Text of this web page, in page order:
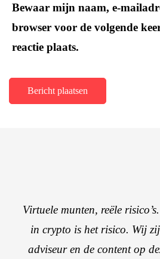
Bewaar mijn naam, e-
browser voor de volgende
reactie plaats.
Virtuele munten, reële
in crypto is het risico. Wij
adviseur en de content op